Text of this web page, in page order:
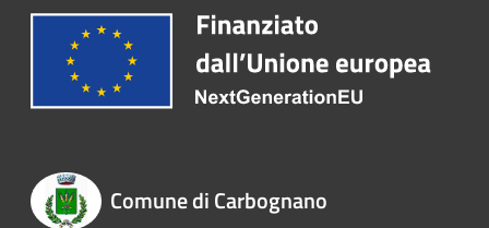
Comune di Carbognano